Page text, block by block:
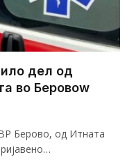
дел од
во Беровоw
Берово, од Итната